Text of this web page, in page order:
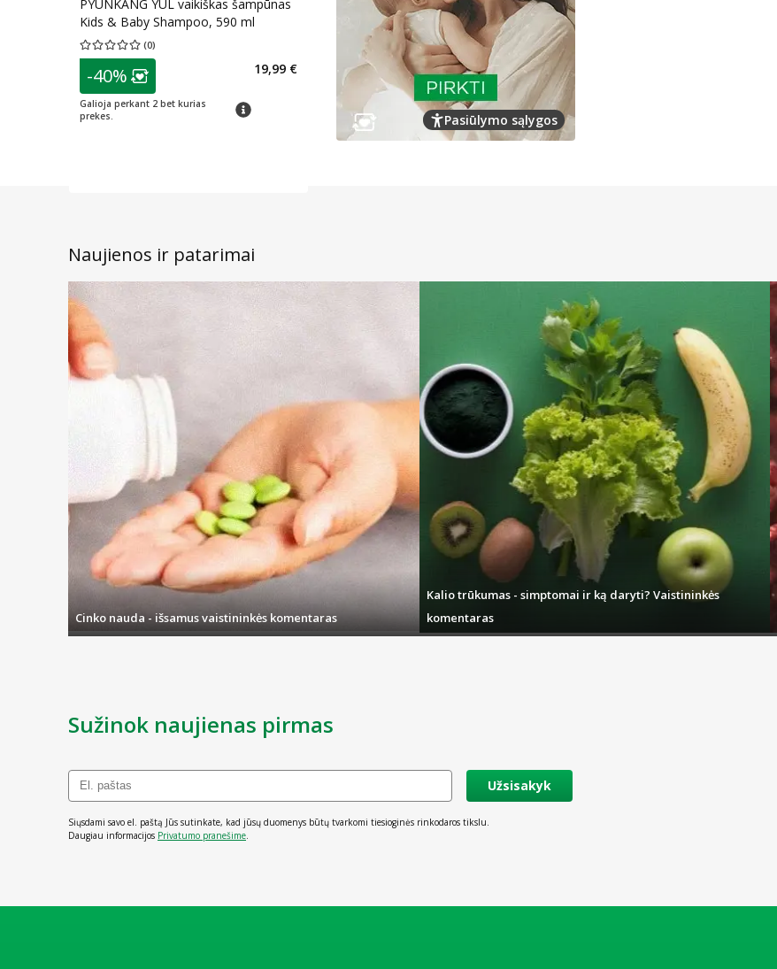
PYUNKANG YUL vaikiškas šampūnas
Kids & Baby Shampoo, 590 ml
(0)
Vidutinis įvertinimas 0.00
patarimas
Lojalumo klubo narių nuolaida :
-40%
Galioja perkant 2 bet kurias
prekes.
patarimas
19,99 €
Pasiūlymo sąlygos
Naujienos ir patarimai
Cinko nauda - išsamus vaistininkės komentaras
Kalio trūkumas - simptomai ir ką daryti? Vaistininkės
komentaras
Sužinok naujienas pirmas
Užsisakyk
Siųsdami savo el. paštą Jūs sutinkate, kad jūsų duomenys būtų tvarkomi tiesioginės rinkodaros tikslu.
Daugiau informacijos Privatumo pranešime